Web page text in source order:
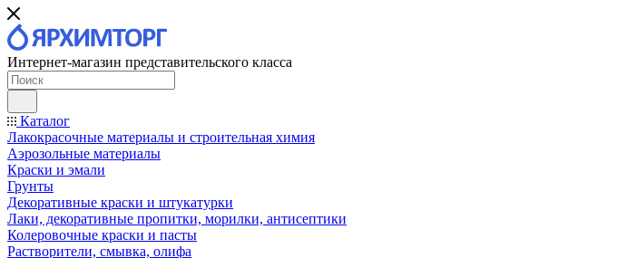
Интернет-магазин представительского класса
Каталог
Лакокрасочные материалы и строительная химия
Аэрозольные материалы
Краски и эмали
Грунты
Декоративные краски и штукатурки
Лаки, декоративные пропитки, морилки, антисептики
Колеровочные краски и пасты
Растворители, смывка, олифа